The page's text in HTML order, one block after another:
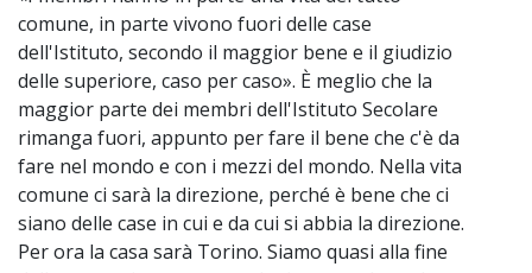
comune, in parte vivono fuori delle case
dell'Istituto, secondo il maggior bene e il giudizio
delle superiore, caso per caso». È meglio che la
maggior parte dei membri dell'Istituto Secolare
rimanga fuori, appunto per fare il bene che c'è da
fare nel mondo e con i mezzi del mondo. Nella vita
comune ci sarà la direzione, perché è bene che ci
siano delle case in cui e da cui si abbia la direzione.
Per ora la casa sarà Torino. Siamo quasi alla fine